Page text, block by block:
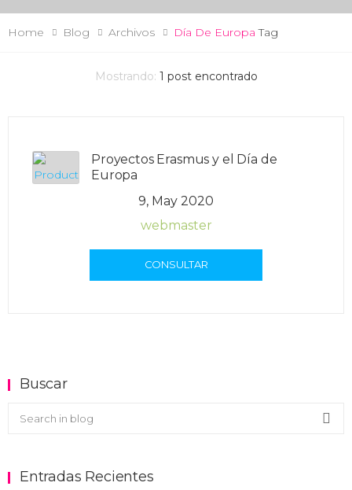
Home Blog Archivos Día De Europa Tag
Mostrando: 1 post encontrado
Proyectos Erasmus y el Día de
Europa
9, May 2020
webmaster
CONSULTAR
Buscar
Buscar en el blog
Entradas Recientes